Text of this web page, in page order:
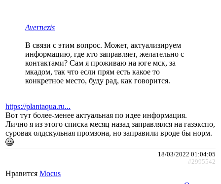
Avernezis
В связи с этим вопрос. Может, актуализируем
информацию, где кто заправляет, желательно с
контактами? Сам я проживаю на юге мск, за
мкадом, так что если прям есть какое то
конкретное место, буду рад, как говорится.
https://plantaqua.ru...
Вот тут более-менее актуальная по идее информация.
Лично я из этого списка месяц назад заправлялся на газэкспо,
суровая олдскульная промзона, но заправили вроде бы норм.
18/03/2022 01:04:05
#2995542
Нравится Mocus